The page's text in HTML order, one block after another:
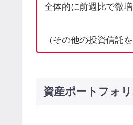
全体的に前週比で微増
（その他の投資信託
資産ポートフォ